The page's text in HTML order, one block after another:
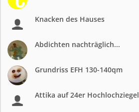
Knacken des Hauses
Abdichten nachträglich...
Grundriss EFH 130-140qm
Attika auf 24er Hochlochziegel